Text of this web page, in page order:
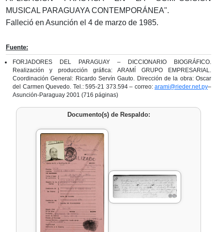
MUSICAL PARAGUAYA CONTEMPORÁNEA".
Falleció en Asunción el 4 de marzo de 1985.
Fuente:
FORJADORES DEL PARAGUAY – DICCIONARIO BIOGRÁFICO.
Realización y producción gráfica: ARAMÍ GRUPO EMPRESARIAL.
Coordinación General: Ricardo Servín Gauto. Dirección de la obra: Oscar
del Carmen Quevedo. Tel.: 595-21 373.594 – correo: arami@rieder.net.py–
Asunción-Paraguay 2001 (716 páginas)
Documento(s) de Respaldo: